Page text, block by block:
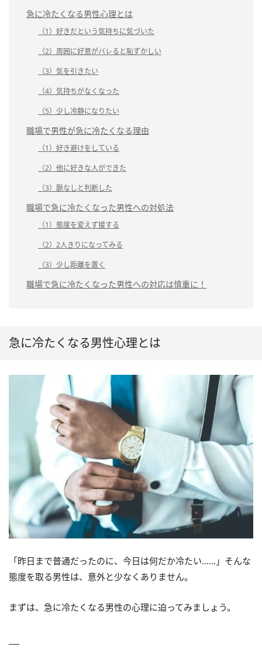
急に冷たくなる男性心理とは
（1）好きだという気持ちに気づいた
（2）周囲に好意がバレると恥ずかしい
（3）気を引きたい
（4）気持ちがなくなった
（5）少し冷静になりたい
職場で男性が急に冷たくなる理由
（1）好き避けをしている
（2）他に好きな人ができた
（3）脈なしと判断した
職場で急に冷たくなった男性への対処法
（1）態度を変えず接する
（2）2人きりになってみる
（3）少し距離を置く
職場で急に冷たくなった男性への対応は慎重に！
急に冷たくなる男性心理とは
「昨日まで普通だったのに、今日は何だか冷たい……」そんな
態度を取る男性は、意外と少なくありません。
まずは、急に冷たくなる男性の心理に迫ってみましょう。